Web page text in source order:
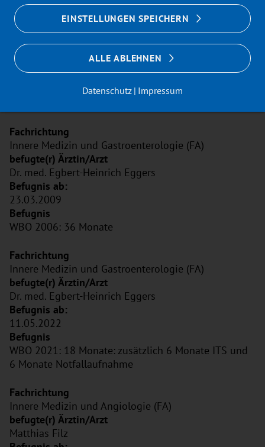
Innere Medizin (FA)
Anke Csipai
23.07.2025
WBO 2021: 48 Monate: zusätzlich 6 Monate internist.
Innere Medizin und Gastroenterologie (FA)
Dr. med. Egbert-Heinrich Eggers
23.03.2009
WBO 2006: 36 Monate
Innere Medizin und Gastroenterologie (FA)
Dr. med. Egbert-Heinrich Eggers
11.05.2022
WBO 2021: 18 Monate: zusätzlich 6 Monate ITS und
6 Monate Notfallaufnahme
Innere Medizin und Angiologie (FA)
Matthias Filz
EINSTELLUNGEN SPEICHERN
ALLE ABLEHNEN
Datenschutz Impressum